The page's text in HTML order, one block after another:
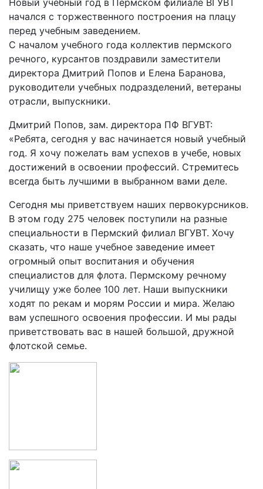
Новый учебный год в Пермском филиале ВГУВТ
начался с торжественного построения на плацу
перед учебным заведением.
С началом учебного года коллектив пермского
речного, курсантов поздравили заместители
директора Дмитрий Попов и Елена Баранова,
руководители учебных подразделений, ветераны
отрасли, выпускники.
Дмитрий Попов, зам. директора ПФ ВГУВТ:
«Ребята, сегодня у вас начинается новый учебный
год. Я хочу пожелать вам успехов в учебе, новых
достижений в освоении профессий. Стремитесь
всегда быть лучшими в выбранном вами деле.
Сегодня мы приветствуем наших первокурсников.
В этом году 275 человек поступили на разные
специальности в Пермский филиал ВГУВТ. Хочу
сказать, что наше учебное заведение имеет
огромный опыт воспитания и обучения
специалистов для флота. Пермскому речному
училищу уже более 100 лет. Наши выпускники
ходят по рекам и морям России и мира. Желаю
вам успешного освоения профессии. И мы рады
приветствовать вас в нашей большой, дружной
флотской семье.